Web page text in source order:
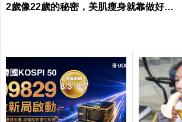
2歲像22歲的秘密，美肌瘦身就靠做好這3